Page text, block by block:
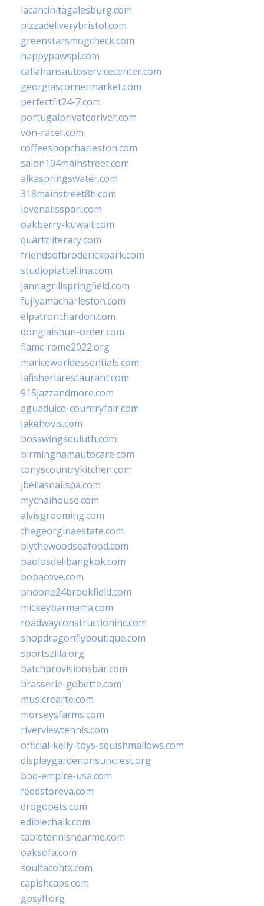
lacantinitagalesburg.com
pizzadeliverybristol.com
greenstarsmogcheck.com
happypawspl.com
callahansautoservicecenter.com
georgiascornermarket.com
perfectfit24-7.com
portugalprivatedriver.com
von-racer.com
coffeeshopcharleston.com
salon104mainstreet.com
alkaspringswater.com
318mainstreet8h.com
lovenailsspari.com
oakberry-kuwait.com
quartzliterary.com
friendsofbroderickpark.com
studiopiattellina.com
jannagrillspringfield.com
fujiyamacharleston.com
elpatronchardon.com
donglaishun-order.com
fiamc-rome2022.org
mariceworldessentials.com
lafisheriarestaurant.com
915jazzandmore.com
aguadulce-countryfair.com
jakehovis.com
bosswingsduluth.com
birminghamautocare.com
tonyscountrykitchen.com
jbellasnailspa.com
mychaihouse.com
alvisgrooming.com
thegeorginaestate.com
blythewoodseafood.com
paolosdelibangkok.com
bobacove.com
phoone24brookfield.com
mickeybarmama.com
roadwayconstructioninc.com
shopdragonflyboutique.com
sportszilla.org
batchprovisionsbar.com
brasserie-gobette.com
musicrearte.com
morseysfarms.com
riverviewtennis.com
official-kelly-toys-squishmallows.com
displaygardenonsuncrest.org
bbq-empire-usa.com
feedstoreva.com
drogopets.com
ediblechalk.com
tabletennisnearme.com
oaksofa.com
soultacohtx.com
capishcaps.com
gpsyfl.org